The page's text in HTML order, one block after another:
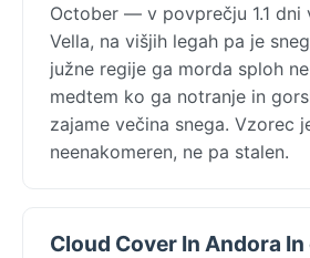
October — v povprečju 1.1 dni
Vella, na višjih legah pa je
južne regije ga morda sploh
medtem ko ga notranje in
zajame večina snega. Vzorec
neenakomeren, ne pa stalen.
Cloud Cover In Andora